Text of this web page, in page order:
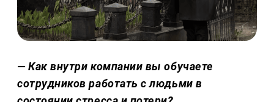
— Как внутри компании вы обучаете
сотрудников работать с людьми в